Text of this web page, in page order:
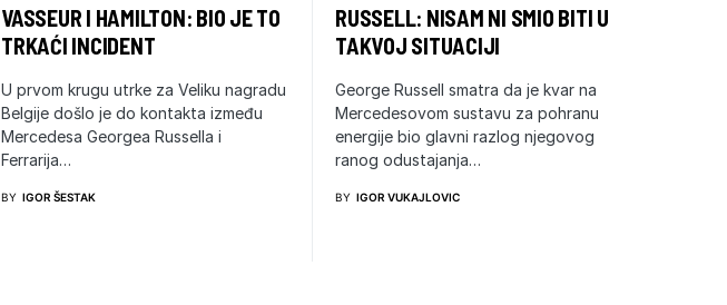
VASSEUR I HAMILTON: BIO JE TO
TRKAĆI INCIDENT
U prvom krugu utrke za Veliku nagradu
Belgije došlo je do kontakta između
Mercedesa Georgea Russella i
Ferrarija…
BY IGOR ŠESTAK
RUSSELL: NISAM NI SMIO BITI U
TAKVOJ SITUACIJI
George Russell smatra da je kvar na
Mercedesovom sustavu za pohranu
energije bio glavni razlog njegovog
ranog odustajanja…
BY IGOR VUKAJLOVIC